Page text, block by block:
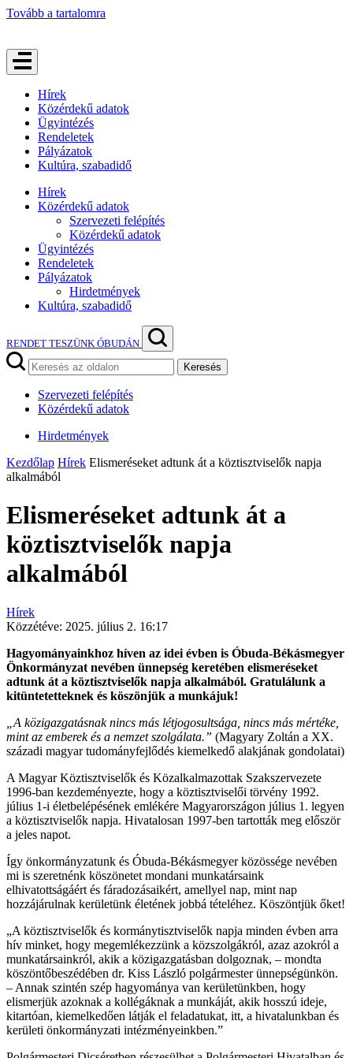
Tovább a tartalomra
Hírek
Közérdekű adatok
Ügyintézés
Rendeletek
Pályázatok
Kultúra, szabadidő
Hírek
Közérdekű adatok
Szervezeti felépítés
Közérdekű adatok
Ügyintézés
Rendeletek
Pályázatok
Hirdetmények
Kultúra, szabadidő
RENDET TESZÜNK ÓBUDÁN
Keresés
Szervezeti felépítés
Közérdekű adatok
Hirdetmények
Kezdőlap Hírek Elismeréseket adtunk át a köztisztviselők napja
alkalmából
Elismeréseket adtunk át a
köztisztviselők napja
alkalmából
Hírek
Közzétéve: 2025. július 2. 16:17
Hagyományainkhoz híven az idei évben is Óbuda-Békásmegyer
Önkormányzat nevében ünnepség keretében elismeréseket
adtunk át a köztisztviselők napja alkalmából. Gratulálunk a
kitüntetetteknek és köszönjük a munkájuk!
A közigazgatásnak nincs más létjogosultsága, nincs más mértéke,
mint az emberek és a nemzet szolgálata.” (Magyary Zoltán a XX.
századi magyar tudományfejlődés kiemelkedő alakjának gondolatai)
A Magyar Köztisztviselők és Közalkalmazottak Szakszervezete
1996-ban kezdeményezte, hogy a köztisztviselői törvény 1992.
július 1-i életbelépésének emlékére Magyarországon július 1. legyen
a köztisztviselők napja. Hivatalosan 1997-ben tartották meg először
a jeles napot.
Így önkormányzatunk és Óbuda-Békásmegyer közössége nevében
mi is szeretnénk köszönetet mondani munkatársaink
elhivatottságáért és fáradozásaikért, amellyel nap, mint nap
hozzájárulnak kerületünk életének jobbá tételéhez. Köszöntjük őket!
„A köztisztviselők és kormánytisztviselők napja minden évben arra
hív minket, hogy megemlékezzünk a közszolgákról, azaz azokról a
munkatársainkról, akik a közigazgatásban dolgoznak, – mondta
köszöntőbeszédében dr. Kiss László polgármester ünnepségünkön.
– Annak szintén szép hagyománya van kerületünkben, hogy
elismerjük azoknak a kollégáknak a munkáját, akik hosszú ideje,
kitartóan, kiemelkedően látják el feladatukat, itt, a hivatalunkban és
kerületi önkormányzati intézményeinkben.”